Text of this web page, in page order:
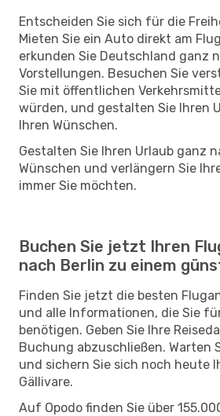
Entscheiden Sie sich für die
Mieten Sie ein Auto direkt am
erkunden Sie Deutschland ganz
Vorstellungen. Besuchen Sie
Sie mit öffentlichen
würden, und gestalten Sie Ihren
Ihren Wünschen.
Gestalten Sie Ihren Urlaub ganz
Wünschen und verlängern Sie
immer Sie möchten.
Buchen Sie jetzt Ihren
nach Berlin zu einem
Finden Sie jetzt die besten
und alle Informationen, die Sie
benötigen. Geben Sie Ihre
Buchung abzuschließen. Warten
und sichern Sie sich noch heute
Gällivare.
Auf Opodo finden Sie über